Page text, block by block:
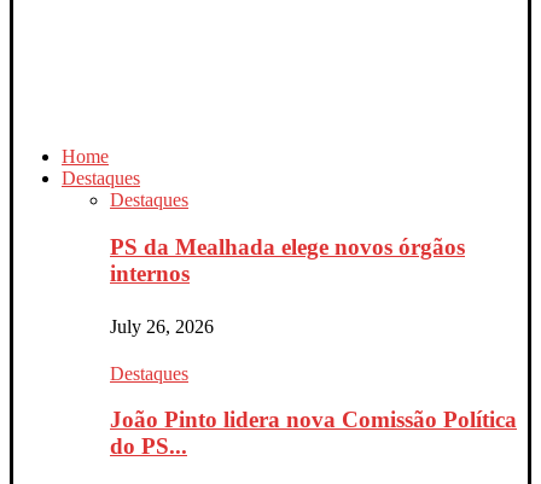
Home
Destaques
Destaques
PS da Mealhada elege novos órgãos
internos
July 26, 2026
Destaques
João Pinto lidera nova Comissão Política
do PS...